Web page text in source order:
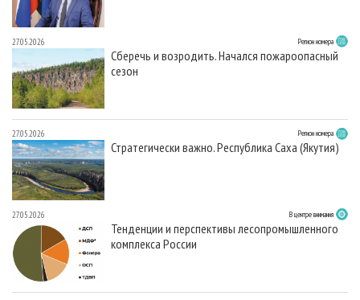
27.05.2026 Регион номера
Сберечь и возродить. Начался пожароопасный
сезон
27.05.2026 Регион номера
Стратегически важно. Республика Саха (Якутия)
27.05.2026 В центре внимания
Тенденции и перспективы лесопромышленного
комплекса России